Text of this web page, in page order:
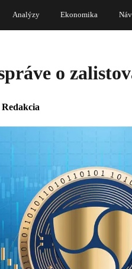
Analýzy Ekonomika
o
Redakcia